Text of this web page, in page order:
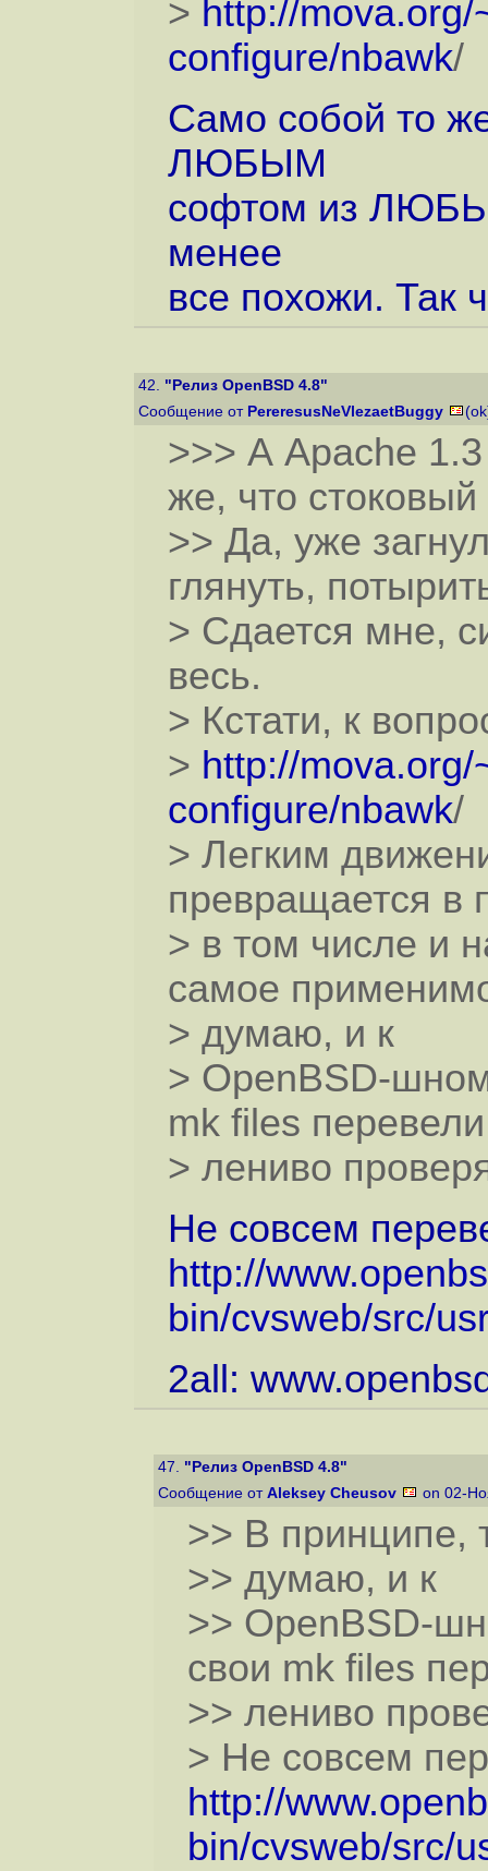
> http://
configure/nbawk/
Само собой то
ЛЮБЫМ
софтом из
менее
все похожи. Так
42. "Релиз OpenBSD 4.8"
Сообщение от PereresusNeVlezaetBuggy
>>> А Apache
же, что
>> Да, уже
глянуть,
> Сдается мне,
весь.
> Кстати, к
> http://
configure/nbawk/
> Легким
превращается в
> в том числе и
самое
> думаю, и к
> OpenBSD-
mk files
> лениво
Не совсем
http://
bin/cvsweb/src/
2all:
47. "Релиз OpenBSD 4.8"
Сообщение от Aleksey Cheusov on 02-
>> В принципе,
>> думаю, и к
>> OpenBSD-
свои mk files
>> лениво
> Не совсем
http://
bin/cvsweb/src/